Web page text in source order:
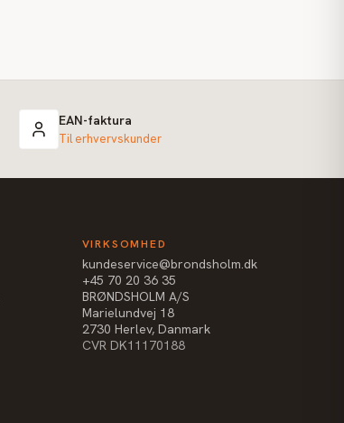
EAN-faktura
Til erhvervskunder
VIRKSOMHED
kundeservice@brondsholm.dk
+45 70 20 36 35
BRØNDSHOLM A/S
Marielundvej 18
2730 Herlev, Danmark
CVR DK11170188